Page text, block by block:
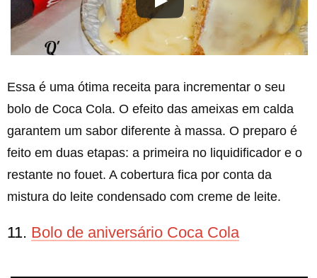
Essa é uma ótima receita para incrementar o seu
bolo de Coca Cola. O efeito das ameixas em calda
garantem um sabor diferente à massa. O preparo é
feito em duas etapas: a primeira no liquidificador e o
restante no fouet. A cobertura fica por conta da
mistura do leite condensado com creme de leite.
11. Bolo de aniversário Coca Cola